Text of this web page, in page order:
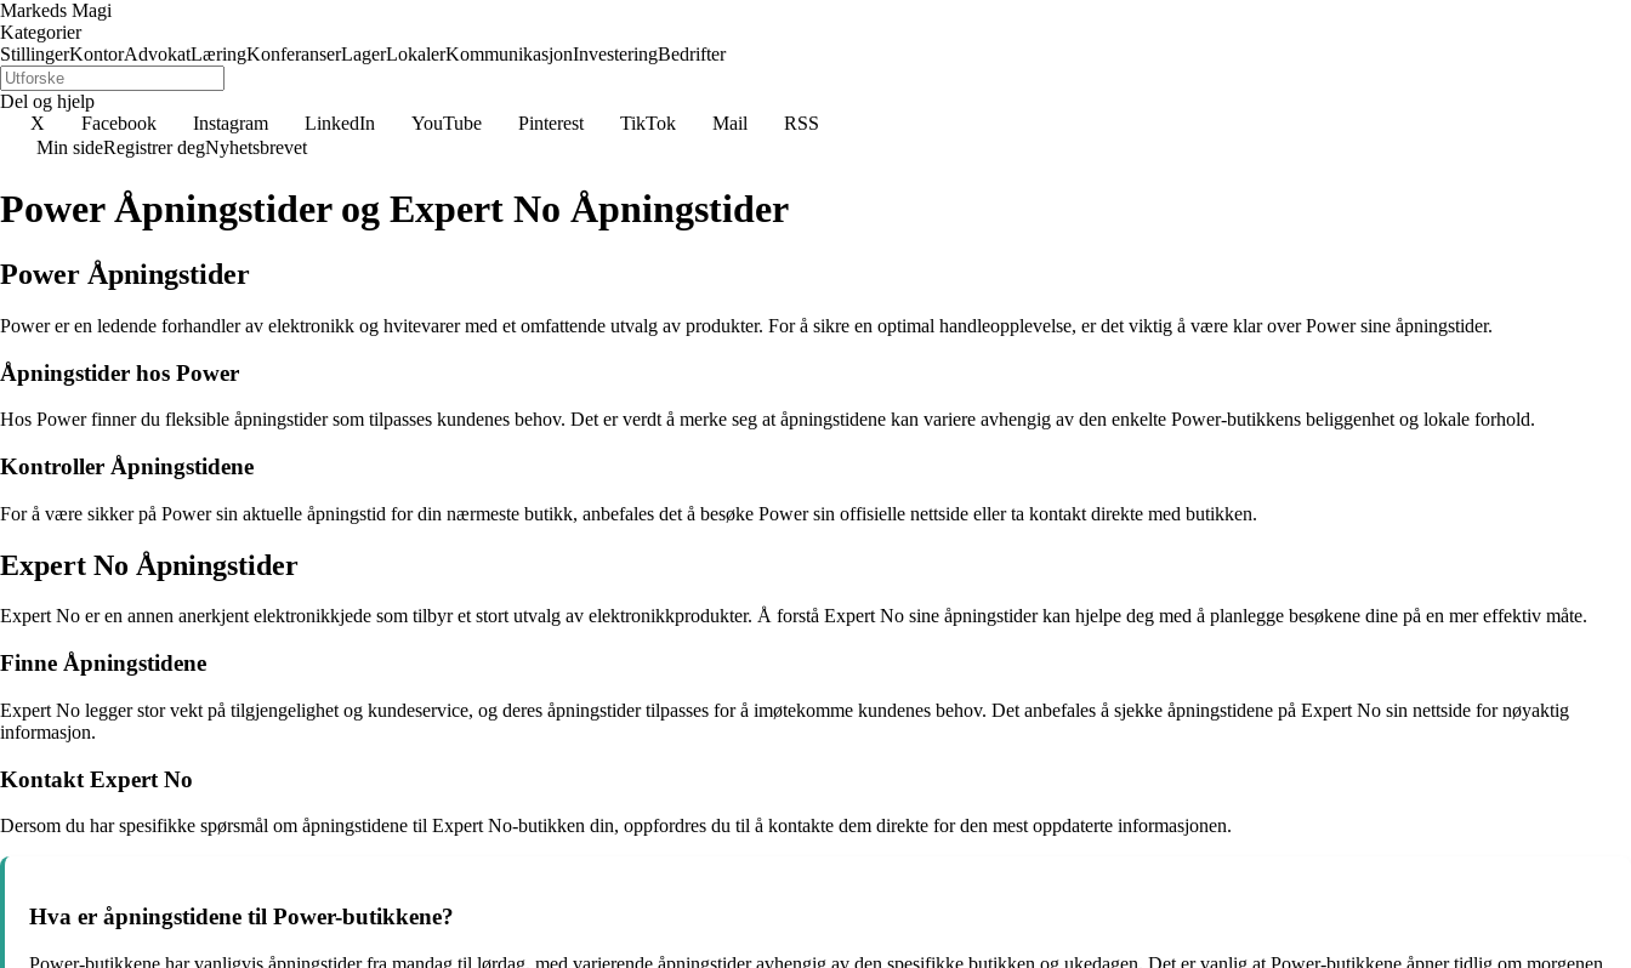
Markeds Magi
Kategorier
StillingerKontorAdvokatLæringKonferanserLagerLokalerKommunikasjonInvesteringBedrifter
Del og hjelp
X
Facebook Instagram LinkedIn YouTube Pinterest TikTok Mail
RSS
Min sideRegistrer degNyhetsbrevet
Power Åpningstider og Expert No Åpningstider
Power Åpningstider
Power er en ledende forhandler av elektronikk og hvitevarer med et omfattende utvalg av produkter. For å sikre en optimal handleopplevelse, er det viktig å være klar over Power sine åpningstider.
Åpningstider hos Power
Hos Power finner du fleksible åpningstider som tilpasses kundenes behov. Det er verdt å merke seg at åpningstidene kan variere avhengig av den enkelte Power-butikkens beliggenhet og lokale forhold.
Kontroller Åpningstidene
For å være sikker på Power sin aktuelle åpningstid for din nærmeste butikk, anbefales det å besøke Power sin offisielle nettside eller ta kontakt direkte med butikken.
Expert No Åpningstider
Expert No er en annen anerkjent elektronikkjede som tilbyr et stort utvalg av elektronikkprodukter. Å forstå Expert No sine åpningstider kan hjelpe deg med å planlegge besøkene dine på en mer effektiv måte.
Finne Åpningstidene
Expert No legger stor vekt på tilgjengelighet og kundeservice, og deres åpningstider tilpasses for å imøtekomme kundenes behov. Det anbefales å sjekke åpningstidene på Expert No sin nettside for nøyaktig
informasjon.
Kontakt Expert No
Dersom du har spesifikke spørsmål om åpningstidene til Expert No-butikken din, oppfordres du til å kontakte dem direkte for den mest oppdaterte informasjonen.
Hva er åpningstidene til Power-butikkene?
Power-butikkene har vanligvis åpningstider fra mandag til lørdag, med varierende åpningstider avhengig av den spesifikke butikken og ukedagen. Det er vanlig at Power-butikkene åpner tidlig om morgenen